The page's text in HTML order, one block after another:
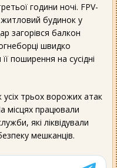
години ночі. FPV-
будинок у
загорівся балкон
швидко
поширення на сусідні
трьох ворожих атак
місцях працювали
які ліквідували
мешканців.